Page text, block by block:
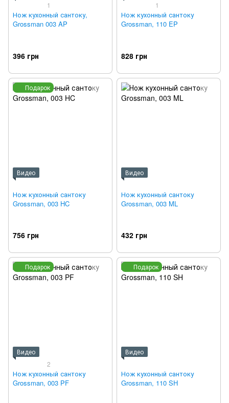
1
Нож кухонный сантоку,
Grossman 003 AP
396 грн
1
Нож кухонный сантоку
Grossman, 110 EP
828 грн
Подарок
Видео
Нож кухонный сантоку
Grossman, 003 HC
756 грн
Видео
Нож кухонный сантоку
Grossman, 003 ML
432 грн
Подарок
Видео
2
Нож кухонный сантоку
Grossman, 003 PF
Подарок
Видео
Нож кухонный сантоку
Grossman, 110 SH